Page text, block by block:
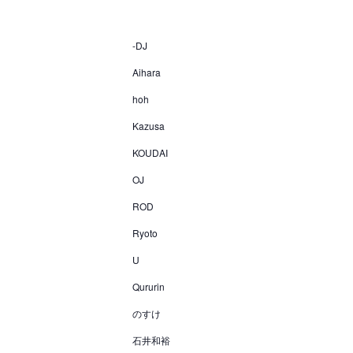
-DJ
Aihara
hoh
Kazusa
KOUDAI
OJ
ROD
Ryoto
U
Qururin
のすけ
石井和裕